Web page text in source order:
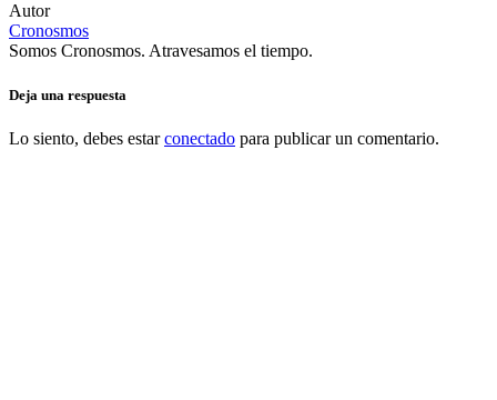
Autor
Cronosmos
Somos Cronosmos. Atravesamos el tiempo.
Deja una respuesta
Lo siento, debes estarconectado para publicar un comentario.